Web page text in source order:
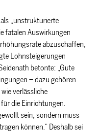
„unstrukturierte
fatalen Auswirkungen
abzuschaffen,
Lohnsteigerungen
betonte: „Gute
– dazu gehören
verlässliche
die Einrichtungen.
sein, sondern muss
können.“ Deshalb sei